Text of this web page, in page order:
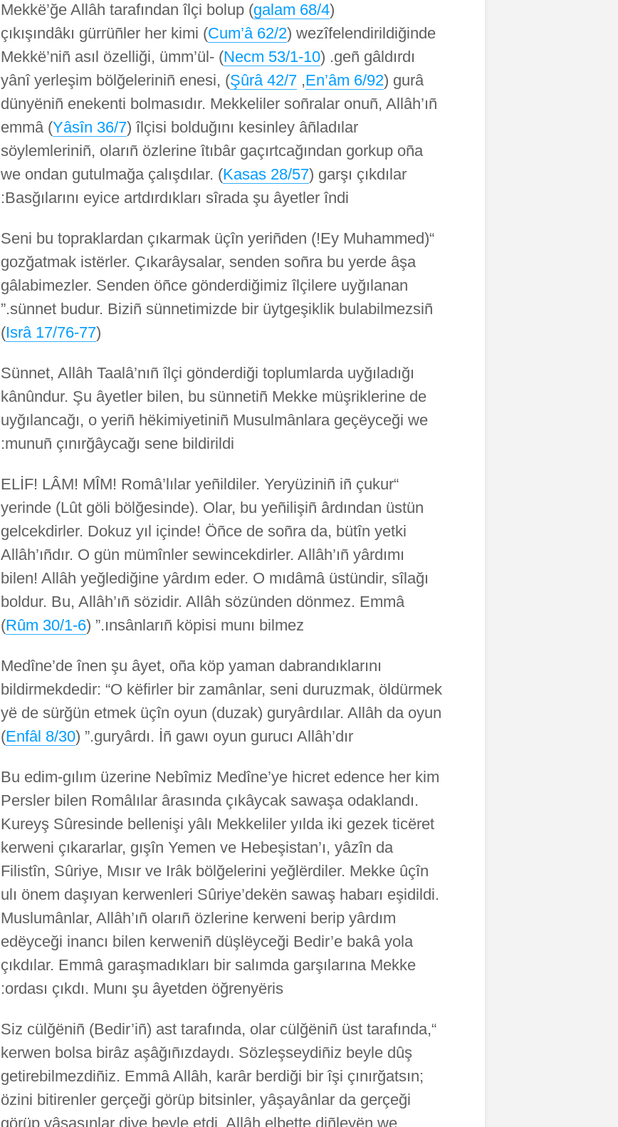
(
galam 68/4
) Mekkë’ğe Allâh tarafından îlçi bolup
wezîfelendirildiğinde (
Cum’â 62/2
) çıkışındâkı gürrüñler her kimi
geñ gâldırdı. (
Necm 53/1-10
) Mekkë’niñ asıl özelliği, ümm’ül-
gurâ (
En’âm 6/92
,
Şûrâ 42/7
) yânî yerleşim bölğeleriniñ enesi,
dünyëniñ enekenti bolmasıdır. Mekkeliler soñralar onuñ, Allâh’ıñ
îlçisi bolduğını kesinley âñladılar (
Yâsîn 36/7
) emmâ
söylemleriniñ, olarıñ özlerine îtıbâr gaçırtcağından gorkup oña
garşı çıkdılar (
Kasas 28/57
) we ondan gutulmağa çalışdılar.
Basğılarını eyice artdırdıkları sîrada şu âyetler îndi:
“(Ey Muhammed!) Seni bu topraklardan çıkarmak üçîn yeriñden
gozğatmak istërler. Çıkarâysalar, senden soñra bu yerde âşa
gâlabimezler. Senden öñce gönderdiğimiz îlçilere uyğılanan
sünnet budur. Biziñ sünnetimizde bir üytgeşiklik bulabilmezsiñ.”
(
Isrâ 17/76-77
)
Sünnet, Allâh Taalâ’nıñ îlçi gönderdiği toplumlarda uyğıladığı
kânûndur. Şu âyetler bilen, bu sünnetiñ Mekke müşriklerine de
uyğılancağı, o yeriñ hëkimiyetiniñ Musulmânlara geçëyceği we
munuñ çınırğâycağı sene bildirildi:
“ELİF! LÂM! MÎM! Româ’lılar yeñildiler. Yeryüziniñ iñ çukur
yerinde (Lût göli bölğesinde). Olar, bu yeñilişiñ ârdından üstün
gelcekdirler. Dokuz yıl içinde! Öñce de soñra da, bütîn yetki
Allâh’ıñdır. O gün mümînler sewincekdirler. Allâh’ıñ yârdımı
bilen! Allâh yeğlediğine yârdım eder. O mıdâmâ üstündir, sîlağı
boldur. Bu, Allâh’ıñ sözidir. Allâh sözünden dönmez. Emmâ
ınsânlarıñ köpisi munı bilmez.” (
Rûm 30/1-6
)
Medîne’de înen şu âyet, oña köp yaman dabrandıklarını
bildirmekdedir: “O këfirler bir zamânlar, seni duruzmak, öldürmek
yë de sürğün etmek üçîn oyun (duzak) guryârdılar. Allâh da oyun
guryârdı. İñ gawı oyun gurucı Allâh’dır.” (
Enfâl 8/30
)
Bu edim-gılım üzerine Nebîmiz Medîne’ye hicret edence her kim
Persler bilen Româlılar ârasında çıkâycak sawaşa odaklandı.
Kureyş Sûresinde bellenişi yâlı Mekkeliler yılda iki gezek ticëret
kerweni çıkararlar, gışîn Yemen ve Hebeşistan’ı, yâzîn da
Filistîn, Sûriye, Mısır ve Irâk bölğelerini yeğlërdiler. Mekke ûçîn
ulı önem daşıyan kerwenleri Sûriye’dekën sawaş habarı eşidildi.
Muslumânlar, Allâh’ıñ olarıñ özlerine kerweni berip yârdım
edëyceği inancı bilen kerweniñ düşlëyceği Bedir’e bakâ yola
çıkdılar. Emmâ garaşmadıkları bir salımda garşılarına Mekke
ordası çıkdı. Munı şu âyetden öğrenyëris:
“Siz cülğëniñ (Bedir’iñ) ast tarafında, olar cülğëniñ üst tarafında,
kerwen bolsa birâz aşâğıñızdaydı. Sözleşseydiñiz beyle dûş
getirebilmezdiñiz. Emmâ Allâh, karâr berdiği bir îşi çınırğatsın;
özini bitirenler gerçeği görüp bitsinler, yâşayânlar da gerçeği
görüp yâşasınlar diye beyle etdi. Allâh elbette diñleyën we